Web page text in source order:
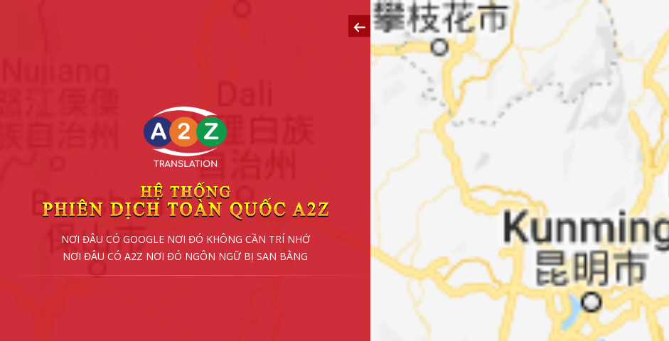
NƠI ĐÂU CÓ GOOGLE NƠI ĐÓ KHÔNG CẦN TRÍ NHỚ
NƠI ĐÂU CÓ A2Z NƠI ĐÓ NGÔN NGỮ BỊ SAN BẰNG